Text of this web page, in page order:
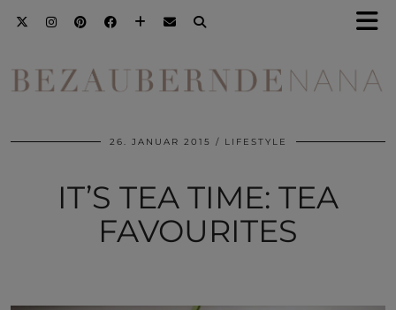
26. JANUAR 2015 LIFESTYLE
IT’S TEA TIME: TEA
FAVOURITES